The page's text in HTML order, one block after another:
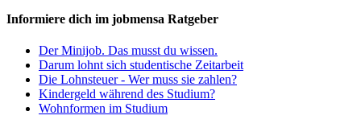
Informiere dich im jobmensa Ratgeber
Der Minijob. Das musst du wissen.
Darum lohnt sich studentische Zeitarbeit
Die Lohnsteuer - Wer muss sie zahlen?
Kindergeld während des Studium?
Wohnformen im Studium